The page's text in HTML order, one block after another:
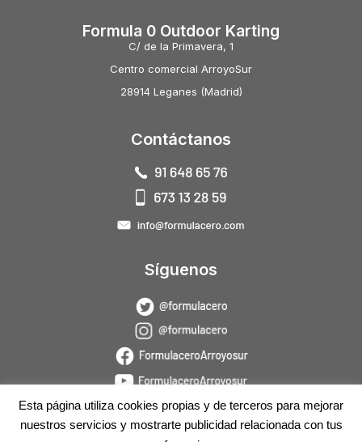
Formula 0 Outdoor Karting
C/ de la Primavera, 1
Centro comercial ArroyoSur
28914 Leganes (Madrid)
Contáctanos
Síguenos
Esta página utiliza cookies propias y de terceros para mejorar
nuestros servicios y mostrarte publicidad relacionada con tus